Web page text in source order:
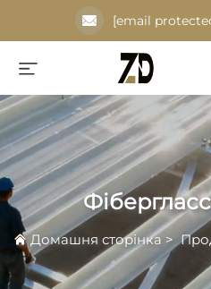
[email
Домашня сторінка>